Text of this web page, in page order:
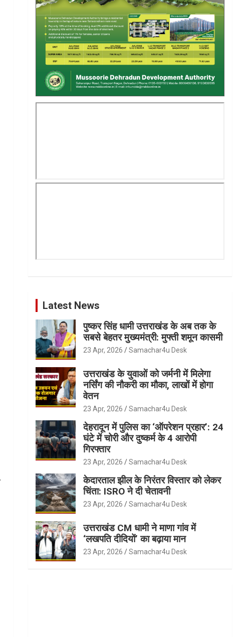
Latest News
पुष्कर सिंह धामी उत्तराखंड के अब तक के
सबसे बेहतर मुख्यमंत्री: मुफ्ती शमून कासमी
23 Apr, 2026 Samachar4u Desk
उत्तराखंड के युवाओं को जर्मनी में मिलेगा
नर्सिंग की नौकरी का मौका, लाखों में होगा
वेतन
23 Apr, 2026 Samachar4u Desk
देहरादून में पुलिस का ‘ऑपरेशन प्रहार’: 24
घंटे में चोरी और दुष्कर्म के 4 आरोपी
गिरफ्तार
23 Apr, 2026 Samachar4u Desk
केदारताल झील के निरंतर विस्तार को लेकर
चिंता: ISRO ने दी चेतावनी
23 Apr, 2026 Samachar4u Desk
उत्तराखंड CM धामी ने माणा गांव में
‘लखपति दीदियों’ का बढ़ाया मान
23 Apr, 2026 Samachar4u Desk